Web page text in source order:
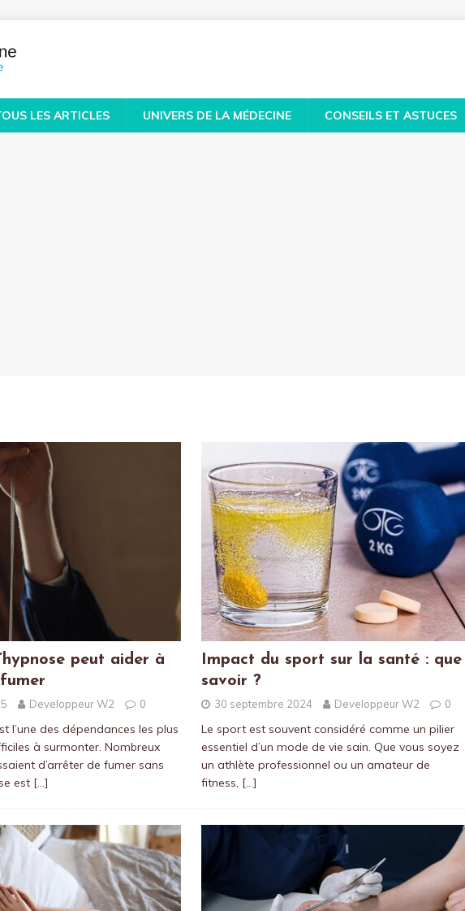
LES ARTICLES UNIVERS DE LA MÉDECINE CONSEILS ET ASTUCES
peut aider à
Developpeur W2 0
l’une des dépendances les plus
à surmonter. Nombreux
d’arrêter de fumer sans
est […]
Impact du sport sur la santé : que
savoir ?
30 septembre 2024 Developpeur W2 0
Le sport est souvent considéré comme un pilier
essentiel d’un mode de vie sain. Que vous soyez
un athlète professionnel ou un amateur de
fitness, […]